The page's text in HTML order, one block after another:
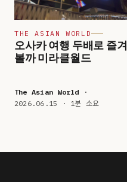
THE ASIAN WORLD
오사카 여행 두배로 즐겨
볼까 미라클월드
The Asian World ·
2026.06.15 · 1분 소요